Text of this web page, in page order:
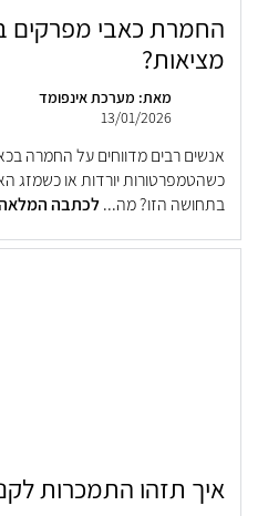
החמרת כאבי מפרקים
מציאות?
מאת: מערכת אינפומד
13/01/2026
אנשים רבים מדווחים על החמרה
כשהטמפרטורות יורדות או כשמזג
בתחושה הזו? מה...לכתבה
איך תזהו התמכרות